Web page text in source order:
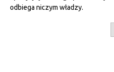
odbiega niczym władzy.